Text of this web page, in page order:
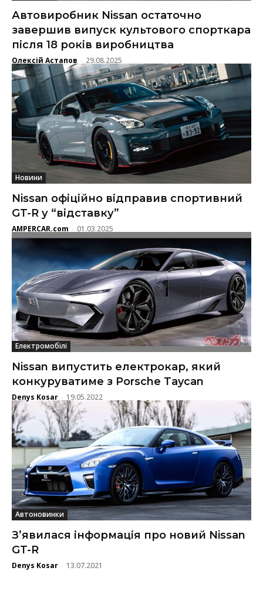
Автовиробник Nissan остаточно
завершив випуск культового спорткара
після 18 років виробництва
Олексій Астапов - 29.08.2025
Новини
Nissan офіційно відправив спортивний
GT-R у “відставку”
AMPERCAR.com - 01.03.2025
Електромобілі
Nissan випустить електрокар, який
конкуруватиме з Porsche Taycan
Denys Kosar - 19.05.2022
Автоновинки
З’явилася інформація про новий Nissan
GT-R
Denys Kosar - 13.07.2021